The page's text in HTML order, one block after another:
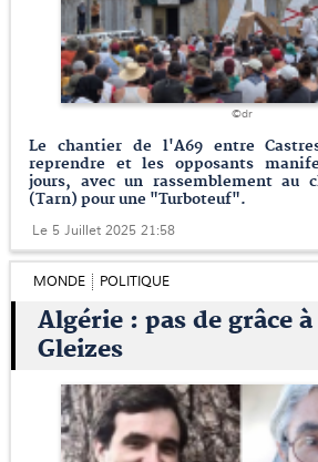
©dr
Le chantier de l'A69 entre
reprendre et les opposants
jours, avec un rassemblement au
(Tarn) pour une "Turboteuf".
Le 5 Juillet 2025 21:58
MONDE POLITIQUE
Algérie : pas de grâce
Gleizes